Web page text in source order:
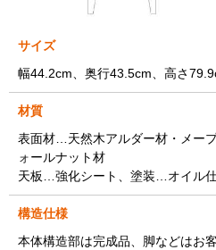
サイズ
幅44.2cm、奥行43.5cm、高さ
材質
表面材…天然木アルダー材・メー
ォールナット材
天板…強化シート、塗装…オイル
構造仕様
本体構造部は完成品、脚などはお